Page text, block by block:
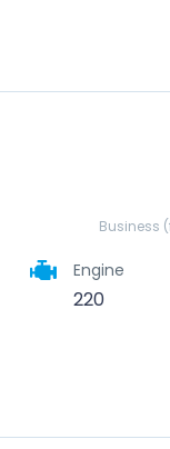
Business
Engine
220